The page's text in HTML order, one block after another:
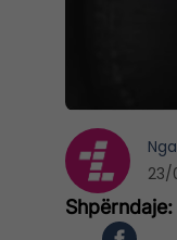
Nga
23/